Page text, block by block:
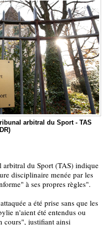
arbitral du Sport - TAS
arbitral du Sport (TAS) indique
disciplinaire menée par les
à ses propres règles".
a été prise sans que les
n'aient été entendus ou
cours", justifiant ainsi